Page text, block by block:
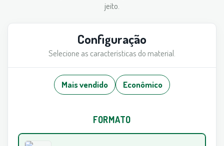
jeito.
Configuração
Selecione as características do material.
Mais vendido Econômico
FORMATO